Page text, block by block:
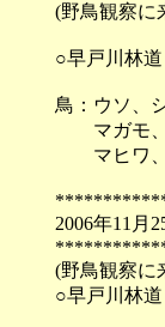
(野鳥観察に
○早戸川林
鳥：ウソ、
マガモ、
マヒワ、
2006年
(野鳥観察に
○早戸川林道